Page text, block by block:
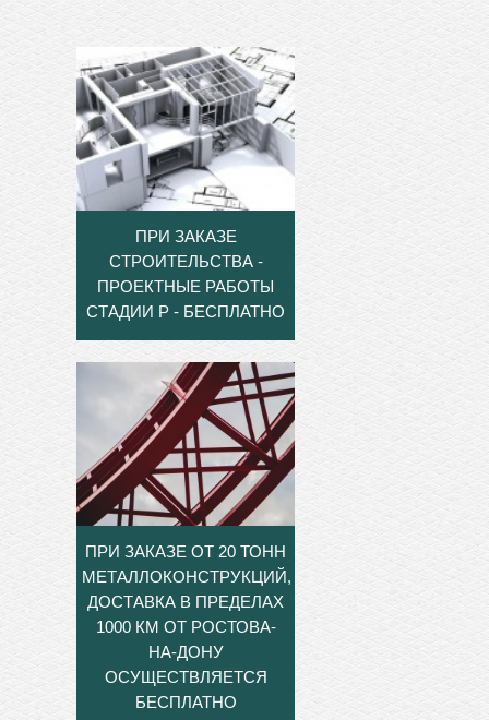
ПРИ ЗАКАЗЕ
СТРОИТЕЛЬСТВА -
ПРОЕКТНЫЕ РАБОТЫ
СТАДИИ Р - БЕСПЛАТНО
ПРИ ЗАКАЗЕ ОТ 20 ТОНН
МЕТАЛЛОКОНСТРУКЦИЙ,
ДОСТАВКА В ПРЕДЕЛАХ
1000 КМ ОТ РОСТОВА-
НА-ДОНУ
ОСУЩЕСТВЛЯЕТСЯ
БЕСПЛАТНО